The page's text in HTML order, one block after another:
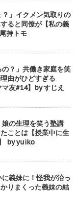
？」イクメン気取りの
ると同僚が【私の義
持トモ
の？」共働き家庭を笑
由がひどすぎる
マ友#14】by すじえ
娘の生理を笑う塾講
ことは【授業中に生
by yuiko
義妹に！怪我が治っ
りまくった義妹の結